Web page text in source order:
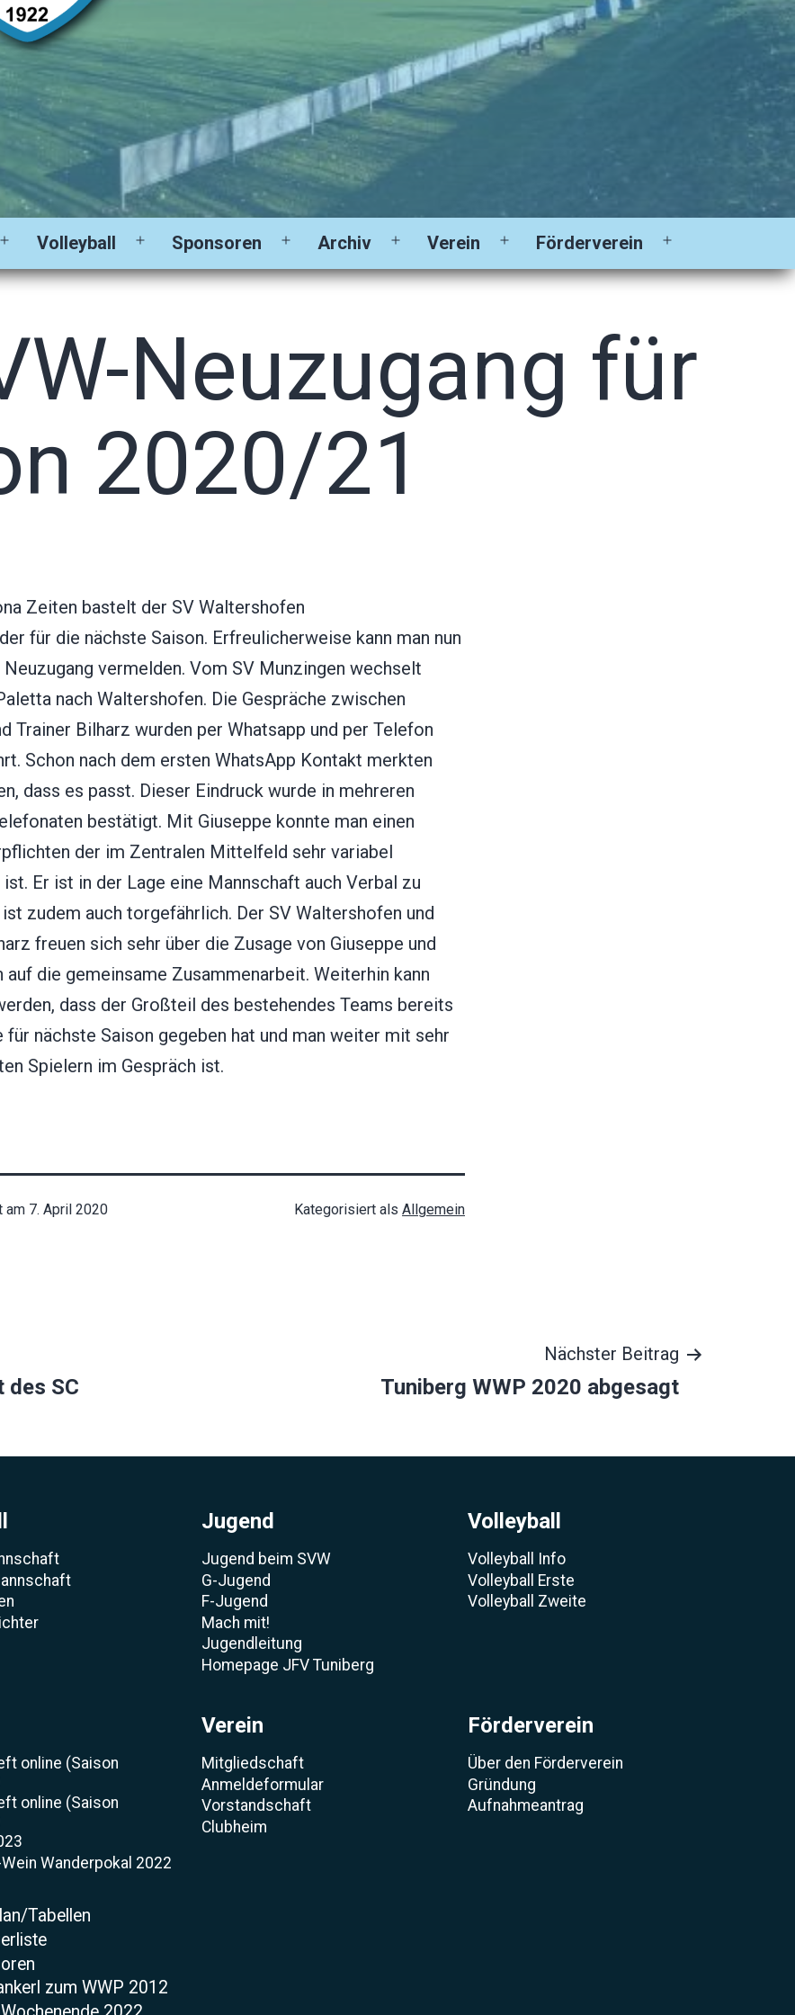
Menü
öffnen
Volleyball
Menü
öffnen
Sponsoren
Menü
öffnen
Archiv
Menü
öffnen
Verein
Menü
öffnen
Förderverein
öffnen
Neuzugang für
2020/21
Zeiten bastelt der SV Waltershofen
für die nächste Saison. Erfreulicherweise kann man nun
vermelden. Vom SV Munzingen wechselt
nach Waltershofen. Die Gespräche zwischen
Trainer Bilharz wurden per Whatsapp und per Telefon
Schon nach dem ersten WhatsApp Kontakt merkten
dass es passt. Dieser Eindruck wurde in mehreren
bestätigt. Mit Giuseppe konnte man einen
der im Zentralen Mittelfeld sehr variabel
Er ist in der Lage eine Mannschaft auch Verbal zu
zudem auch torgefährlich. Der SV Waltershofen und
freuen sich sehr über die Zusage von Giuseppe und
auf die gemeinsame Zusammenarbeit. Weiterhin kann
dass der Großteil des bestehendes Teams bereits
für nächste Saison gegeben hat und man weiter mit sehr
Spielern im Gespräch ist.
am 7. April 2020
Kategorisiert als Allgemein
des SC
Nächster Beitrag
Tuniberg WWP 2020 abgesagt
Jugend
Jugend beim SVW
G-Jugend
F-Jugend
Mach mit!
Jugendleitung
Homepage JFV Tuniberg
Volleyball
Volleyball Info
Volleyball Erste
Volleyball Zweite
online (Saison
online (Saison
Wanderpokal 2022
Tabellen
zum WWP 2012
Verein
Mitgliedschaft
Anmeldeformular
Vorstandschaft
Clubheim
Förderverein
Über den Förderverein
Gründung
Aufnahmeantrag